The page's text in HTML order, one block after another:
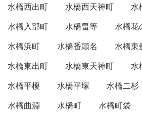
水橋西出町
水橋西天神町
水
水橋入部町
水橋畠等
水橋花
水橋浜町
水橋番頭名
水橋東
水橋東出町
水橋東天神町
水
水橋平榎
水橋平塚 水橋二杉
水橋曲淵
水橋町 水橋町袋